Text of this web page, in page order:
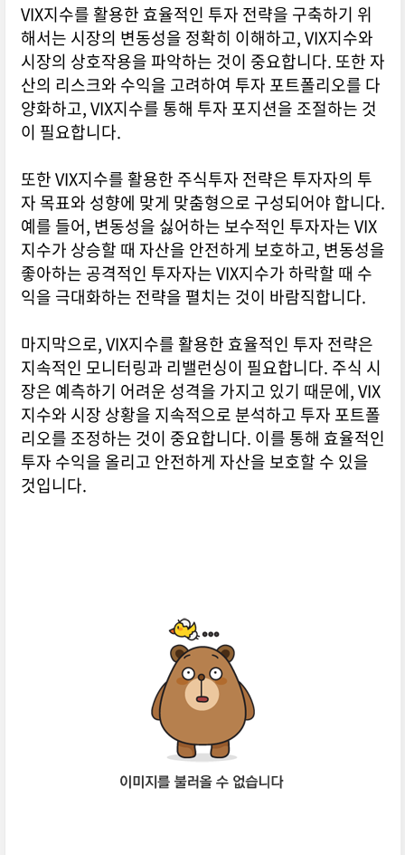
VIX지수를 활용한 효율적인 투자 전략을 구축하기 위
해서는 시장의 변동성을 정확히 이해하고, VIX지수와
시장의 상호작용을 파악하는 것이 중요합니다. 또한 자
산의 리스크와 수익을 고려하여 투자 포트폴리오를 다
양화하고, VIX지수를 통해 투자 포지션을 조절하는 것
이 필요합니다.
또한 VIX지수를 활용한 주식투자 전략은 투자자의 투
자 목표와 성향에 맞게 맞춤형으로 구성되어야 합니다.
예를 들어, 변동성을 싫어하는 보수적인 투자자는 VIX
지수가 상승할 때 자산을 안전하게 보호하고, 변동성을
좋아하는 공격적인 투자자는 VIX지수가 하락할 때 수
익을 극대화하는 전략을 펼치는 것이 바람직합니다.
마지막으로, VIX지수를 활용한 효율적인 투자 전략은
지속적인 모니터링과 리밸런싱이 필요합니다. 주식 시
장은 예측하기 어려운 성격을 가지고 있기 때문에, VIX
지수와 시장 상황을 지속적으로 분석하고 투자 포트폴
리오를 조정하는 것이 중요합니다. 이를 통해 효율적인
투자 수익을 올리고 안전하게 자산을 보호할 수 있을
것입니다.